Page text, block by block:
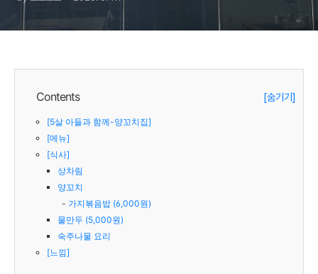
Contents [숨기기]
[5살 아들과 함께-양꼬치집]
[메뉴]
[식사]
상차림
양꼬치
가지볶음밥 (6,000원)
물만두 (5,000원)
숙주나물 요리
[느낌]